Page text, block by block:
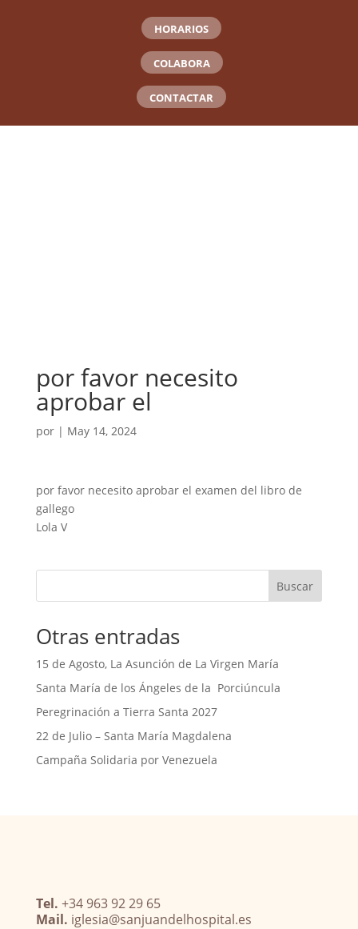
HORARIOS
COLABORA
CONTACTAR
por favor necesito
aprobar el
por | May 14, 2024
por favor necesito aprobar el examen del libro de
gallego
Lola V
Buscar
Otras entradas
15 de Agosto, La Asunción de La Virgen María
Santa María de los Ángeles de la Porciúncula
Peregrinación a Tierra Santa 2027
22 de Julio – Santa María Magdalena
Campaña Solidaria por Venezuela
Tel. +34 963 92 29 65
Mail. iglesia@sanjuandelhospital.es